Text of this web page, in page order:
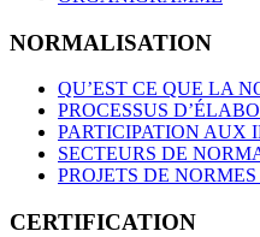
NORMALISATION
QU’EST CE QUE LA
PROCESSUS
PARTICIPATION AUX
SECTEURS DE
PROJETS DE
CERTIFICATION